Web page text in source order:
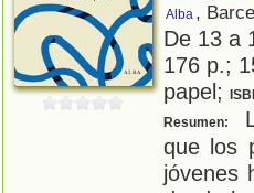
Alba ,
De 13 a
176 p.;
papel;
Resumen:
que los
jóvenes